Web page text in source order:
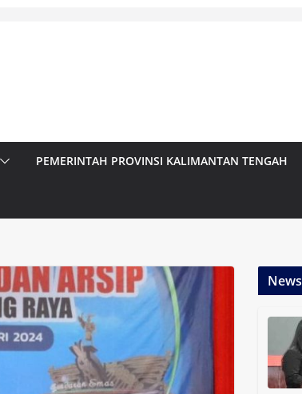
PEMERINTAH PROVINSI KALIMANTAN TENGAH
News